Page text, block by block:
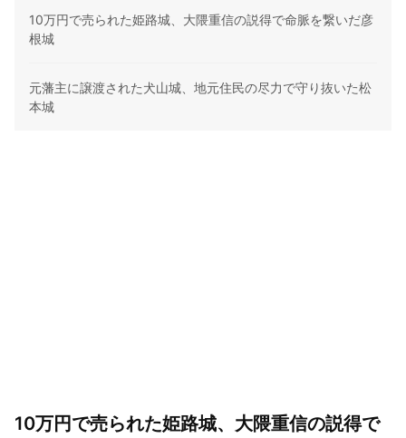
10万円で売られた姫路城、大隈重信の説得で命脈を繋いだ彦
根城
元藩主に譲渡された犬山城、地元住民の尽力で守り抜いた松
本城
10万円で売られた姫路城、大隈重信の説得で